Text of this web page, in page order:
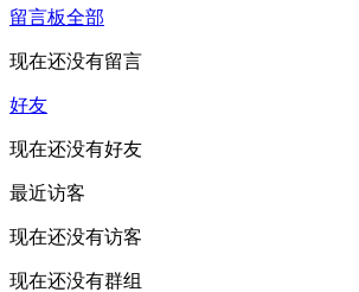
留言板全部
现在还没有留言
好友
现在还没有好友
最近访客
现在还没有访客
现在还没有群组